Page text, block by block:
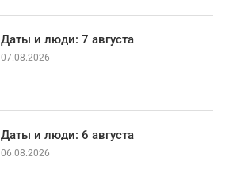
Даты и люди: 7 августа
07.08.2026
Даты и люди: 6 августа
06.08.2026